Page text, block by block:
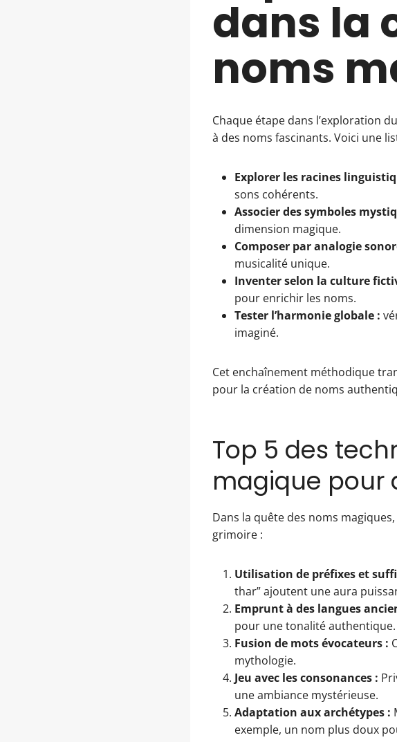
dans la
noms
Chaque étape dans l’exploration
à des noms fascinants. Voici une
Explorer les racines
sons cohérents.
Associer des symboles
dimension magique.
Composer par analogie
musicalité unique.
Inventer selon la culture
pour enrichir les noms.
Tester l’harmonie globale :
imaginé.
Cet enchaînement méthodique
pour la création de noms
Top 5 des
magique pour
Dans la quête des noms
grimoire :
Utilisation de préfixes et
thar” ajoutent une aura
Emprunt à des langues
pour une tonalité authentique.
Fusion de mots évocateurs :
mythologie.
Jeu avec les consonances :
une ambiance mystérieuse.
Adaptation aux archétypes :
exemple, un nom plus doux